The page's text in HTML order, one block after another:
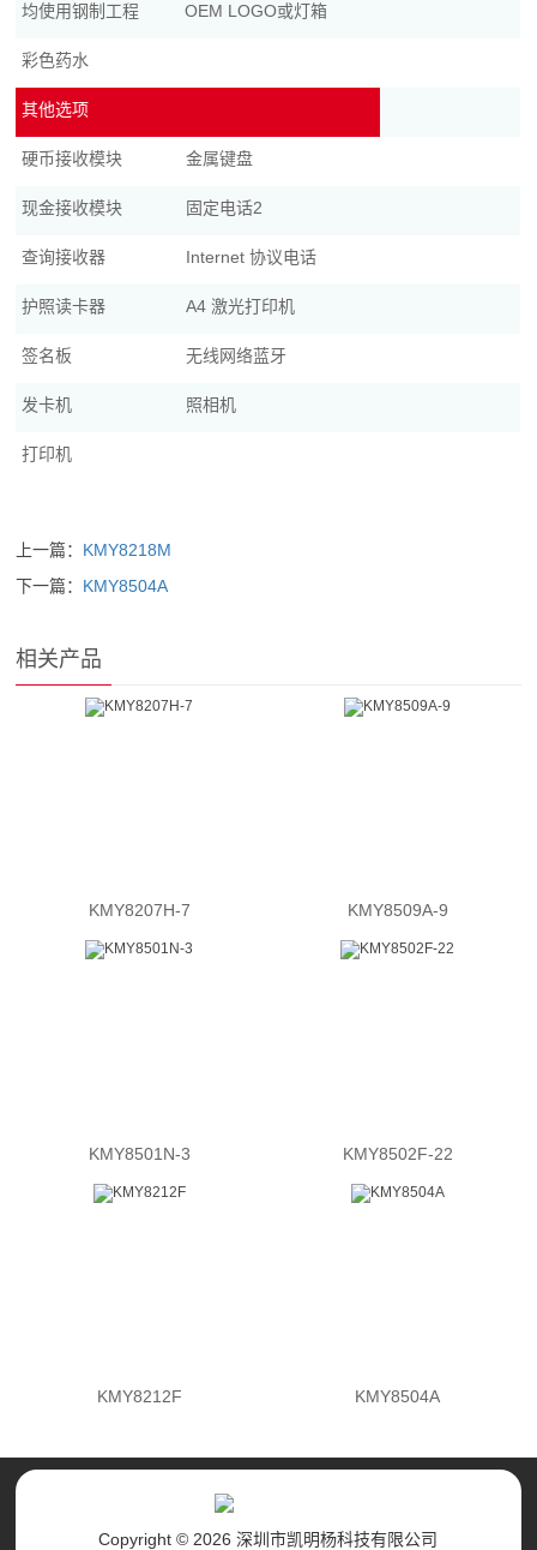
均使用钢制工程 OEM LOGO或灯箱
彩色药水
其他选项
硬币接收模块 金属键盘
现金接收模块 固定电话2
查询接收器 Internet 协议电话
护照读卡器 A4 激光打印机
签名板 无线网络蓝牙
发卡机 照相机
打印机
上一篇： KMY8218M
下一篇： KMY8504A
相关产品
KMY8207H-7 KMY8509A-9
KMY8501N-3 KMY8502F-22
KMY8212F KMY8504A
Copyright © 2026 深圳市凯明杨科技有限公司